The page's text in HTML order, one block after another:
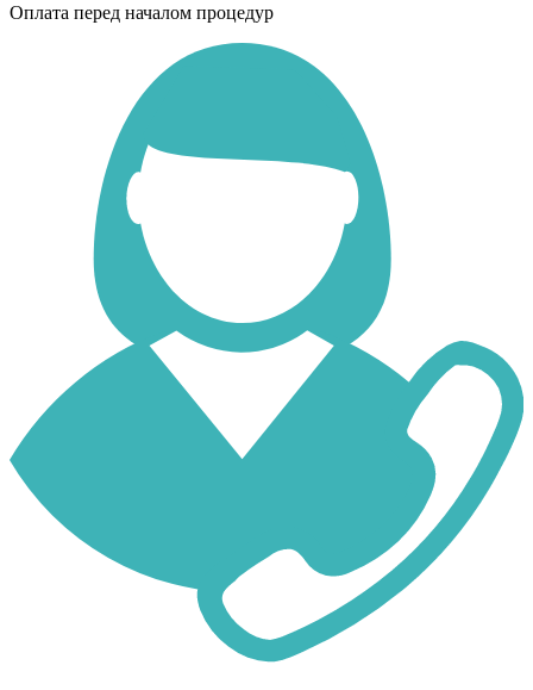
Оплата перед началом процедур